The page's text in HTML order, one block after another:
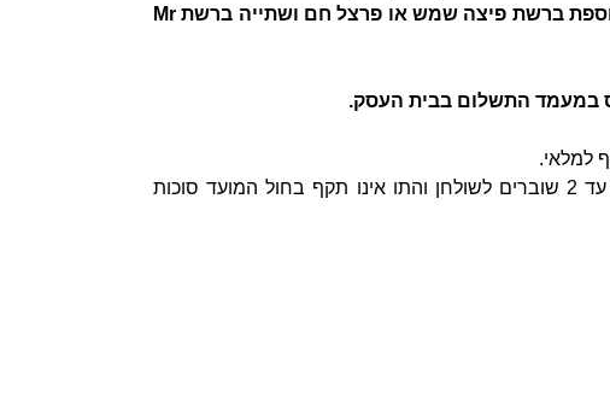
קפה בפריסה ארצית או פיצה אישית + תוספת ברשת פיצה שמש או פרצל חם ושתייה ברשת Mr
במעמד התשלום בבית העסק.
למלאי.
- בסניפי קפה קפה ולחם ארז, ניתן לממש עד 2 שוברים לשולחן והתו אינו תקף בחול המועד סוכות